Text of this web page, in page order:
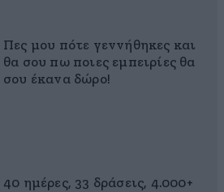
Πες μου πότε γεννήθηκες και
θα σου πω ποιες εμπειρίες θα
σου έκανα δώρο!
40 ημέρες, 33 δράσεις, 4.000+